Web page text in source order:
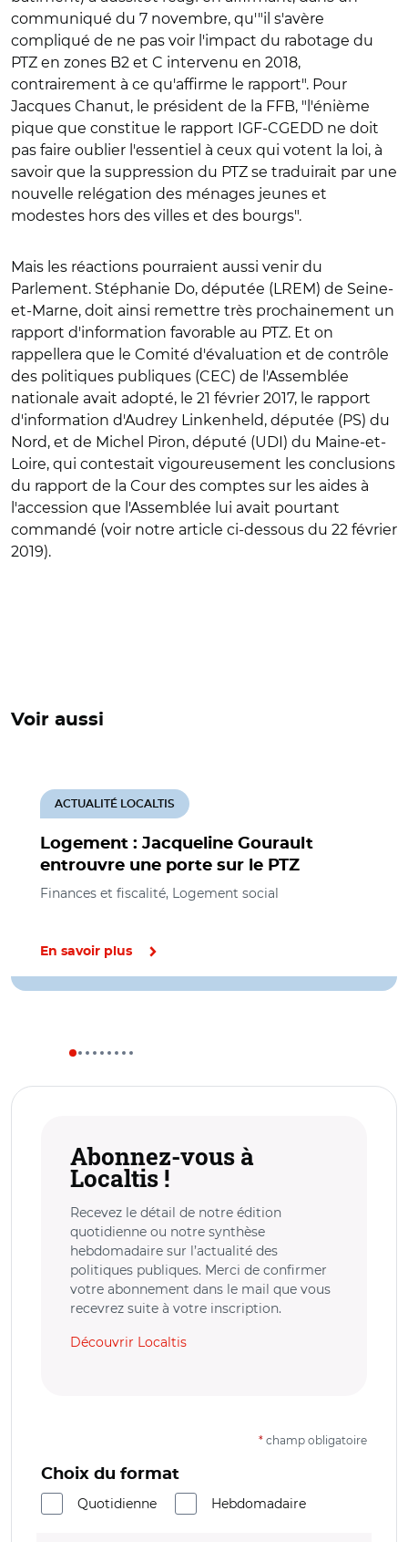
communiqué du 7 novembre, qu'"il s'avère
compliqué de ne pas voir l'impact du rabotage du
PTZ en zones B2 et C intervenu en 2018,
contrairement à ce qu'affirme le rapport". Pour
Jacques Chanut, le président de la FFB, "l'énième
pique que constitue le rapport IGF-CGEDD ne doit
pas faire oublier l'essentiel à ceux qui votent la loi, à
savoir que la suppression du PTZ se traduirait par une
nouvelle relégation des ménages jeunes et
modestes hors des villes et des bourgs".
Mais les réactions pourraient aussi venir du
Parlement. Stéphanie Do, députée (LREM) de Seine-
et-Marne, doit ainsi remettre très prochainement un
rapport d'information favorable au PTZ. Et on
rappellera que le Comité d'évaluation et de contrôle
des politiques publiques (CEC) de l'Assemblée
nationale avait adopté, le 21 février 2017, le rapport
d'information d'Audrey Linkenheld, députée (PS) du
Nord, et de Michel Piron, député (UDI) du Maine-et-
Loire, qui contestait vigoureusement les conclusions
du rapport de la Cour des comptes sur les aides à
l'accession que l'Assemblée lui avait pourtant
commandé (voir notre article ci-dessous du 22 février
2019).
Voir aussi
Logement : Jacqueline Gourault
entrouvre une porte sur le PTZ
ACTUALITÉ LOCALTIS
Finances et fiscalité, Logement social
En savoir plus
Abonnez-vous à
Localtis !
Recevez le détail de notre édition
quotidienne ou notre synthèse
hebdomadaire sur l’actualité des
politiques publiques. Merci de confirmer
votre abonnement dans le mail que vous
recevrez suite à votre inscription.
Découvrir Localtis
* champ obligatoire
Choix du format
Quotidienne
Hebdomadaire